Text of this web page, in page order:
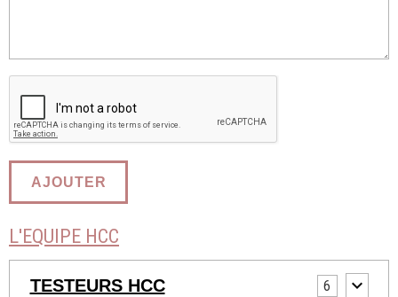
AJOUTER
L'EQUIPE HCC
TESTEURS HCC 6